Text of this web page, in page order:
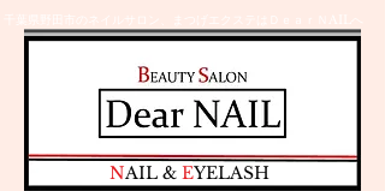
千葉県野田市のネイルサロン、まつげエクステはＤｅａｒＮAILへ
​NAIL & EYELASH